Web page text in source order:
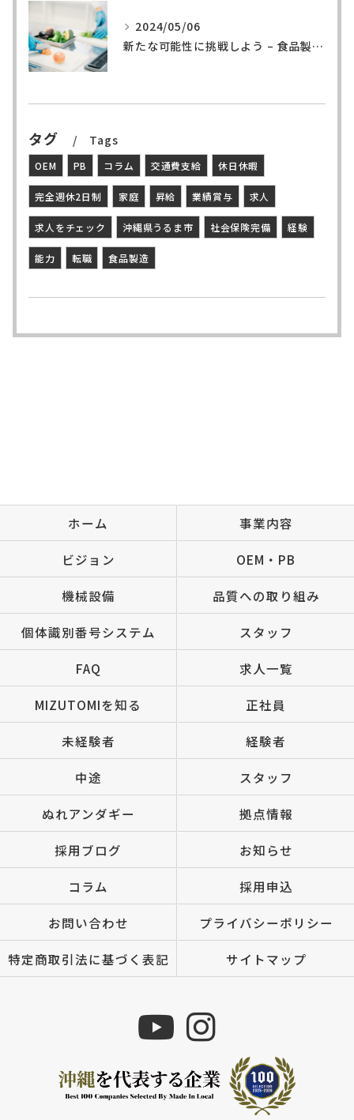
2024/05/06
新たな可能性に挑戦しよう – 食品製造の世界へ
タグ Tags
OEM PB コラム 交通費支給 休日休暇
完全週休2日制 家庭 昇給 業績賞与 求人
求人をチェック 沖縄県うるま市 社会保険完備 経験
能力 転職 食品製造
ホーム 事業内容
ビジョン OEM・PB
機械設備 品質への取り組み
個体識別番号システム スタッフ
FAQ 求人一覧
MIZUTOMIを知る 正社員
未経験者 経験者
中途 スタッフ
ぬれアンダギー 拠点情報
採用ブログ お知らせ
コラム 採用申込
お問い合わせ プライバシーポリシー
特定商取引法に基づく表記 サイトマップ